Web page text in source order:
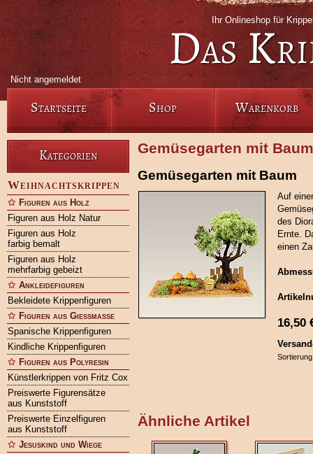
Ihr Onlineshop für
Das
Nicht angemeldet
Startseite Shop Warenkorb
Kategorien
Weihnachtskrippen
Figuren aus Holz
Figuren aus Holz Natur
Figuren aus Holz
farbig bemalt
Figuren aus Holz
mehrfarbig gebeizt
Ankleidefiguren
Bekleidete Krippenfiguren
Figuren aus Gießmasse
Spanische Krippenfiguren
Kindliche Krippenfiguren
Figuren aus Polyresin
Künstlerkrippen von Fritz Cox
Preiswerte Figurensätze
aus Kunststoff
Preiswerte Einzelfiguren
aus Kunststoff
Jesuskind und Wiege
Gemüsegarten mit
Gemüsegarten mit Baum
Auf
des
Ernte.
einen
16,50
Ähnliche Artikel